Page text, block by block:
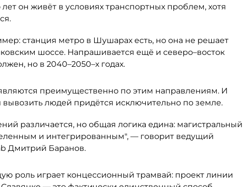
он живёт в условиях транспортных проблем, хотя
станция метро в Шушарах есть, но она не решает
шоссе. Напрашивается ещё и северо–восток
но в 2040–2050–х годах.
преимущественно по этим направлениям. И
вывозить людей придётся исключительно по земле.
различается, но общая логика едина: магистральный
и интегрированным", — говорит ведущий
Дмитрий Баранов.
роль играет концессионный трамвай: проект линии